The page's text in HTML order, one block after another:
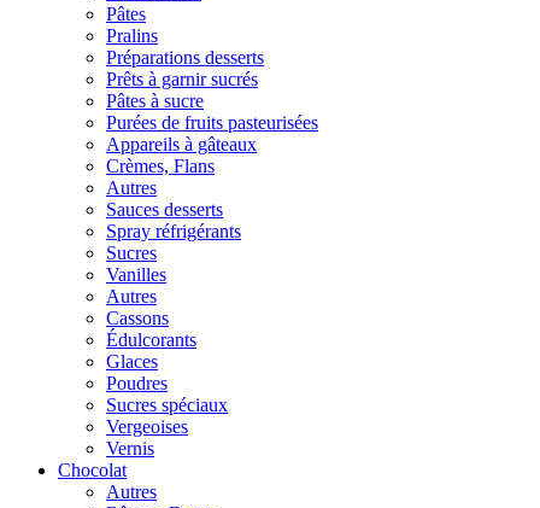
Pâtes
Pralins
Préparations desserts
Prêts à garnir sucrés
Pâtes à sucre
Purées de fruits pasteurisées
Appareils à gâteaux
Crèmes, Flans
Autres
Sauces desserts
Spray réfrigérants
Sucres
Vanilles
Autres
Cassons
Édulcorants
Glaces
Poudres
Sucres spéciaux
Vergeoises
Vernis
Chocolat
Autres